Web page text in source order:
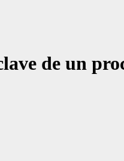
de un